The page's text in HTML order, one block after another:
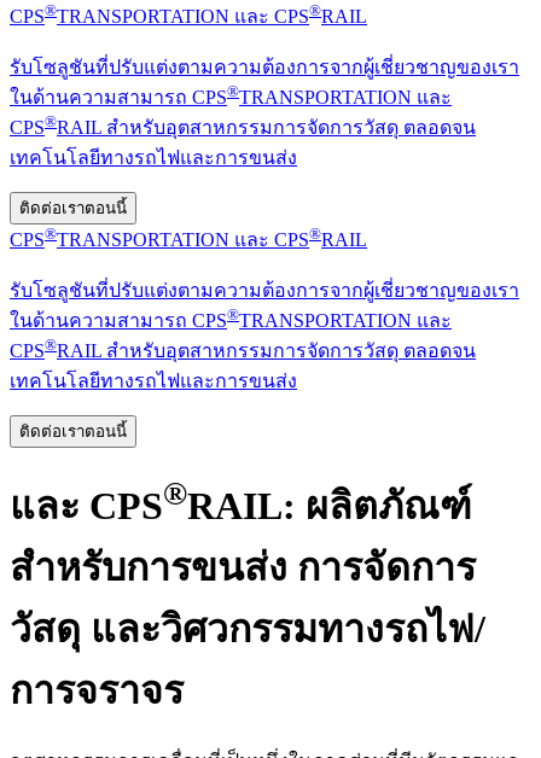
CPS®TRANSPORTATION และ CPS®RAIL
รับโซลูชันที่ปรับแต่งตามความต้องการจากผู้เชี่ยวชาญของเรา
ในด้านความสามารถ CPS®TRANSPORTATION และ
CPS®RAIL สำหรับอุตสาหกรรมการจัดการวัสดุ ตลอดจน
เทคโนโลยีทางรถไฟและการขนส่ง
ติดต่อเราตอนนี้
CPS®TRANSPORTATION และ CPS®RAIL
รับโซลูชันที่ปรับแต่งตามความต้องการจากผู้เชี่ยวชาญของเรา
ในด้านความสามารถ CPS®TRANSPORTATION และ
CPS®RAIL สำหรับอุตสาหกรรมการจัดการวัสดุ ตลอดจน
เทคโนโลยีทางรถไฟและการขนส่ง
ติดต่อเราตอนนี้
และ CPS®RAIL: ผลิตภัณฑ์
สำหรับการขนส่ง การจัดการ
วัสดุ และวิศวกรรมทางรถไฟ/
การจราจร